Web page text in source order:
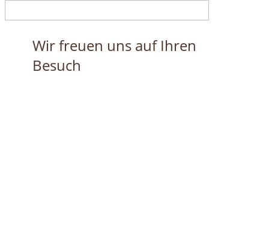
Wir freuen uns auf Ihren
Besuch